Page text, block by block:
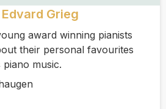
Grieg
award winning pianists
their personal favourites
piano music.